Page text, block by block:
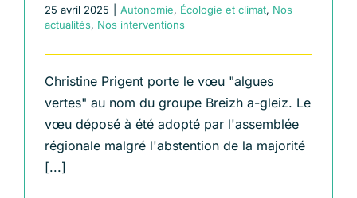
25 avril 2025 Autonomie, Écologie et climat, Nos
actualités, Nos interventions
Christine Prigent porte le vœu "algues
vertes" au nom du groupe Breizh a-gleiz. Le
vœu déposé à été adopté par l'assemblée
régionale malgré l'abstention de la majorité
[...]